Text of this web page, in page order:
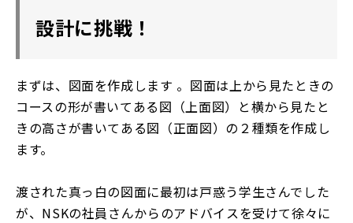
設計に挑戦！
まずは、図面を作成します 。図面は上から見たときの
コースの形が書いてある図（上面図）と横から見たと
きの高さが書いてある図（正面図）の２種類を作成し
ます。
渡された真っ白の図面に最初は戸惑う学生さんでした
が、NSKの社員さんからのアドバイスを受けて徐々に